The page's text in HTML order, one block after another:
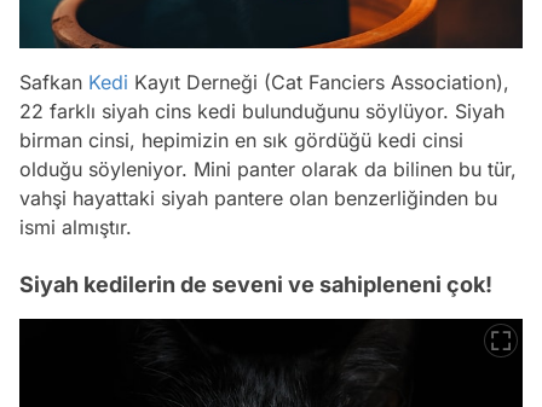
Safkan Kedi Kayıt Derneği (Cat Fanciers Association),
22 farklı siyah cins kedi bulunduğunu söylüyor. Siyah
birman cinsi, hepimizin en sık gördüğü kedi cinsi
olduğu söyleniyor. Mini panter olarak da bilinen bu tür,
vahşi hayattaki siyah pantere olan benzerliğinden bu
ismi almıştır.
Siyah kedilerin de seveni ve sahipleneni çok!